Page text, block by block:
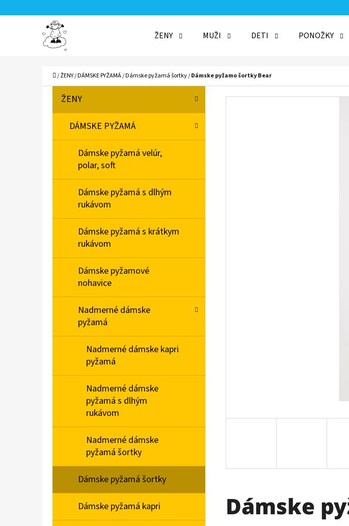
ŽENY MUŽI DETI PONOŽKY
Domov
/ŽENY/DÁMSKE PYŽAMÁ/Dámske pyžamá šortky/Dámske pyžamo šortky Bear
O
N
Preskočiť
kategórie
T
G
I
ŽENY
DÁMSKE PYŽAMÁ
Dámske pyžamá velúr,
polar, soft
Dámske pyžamá s dlhým
rukávom
Dámske pyžamá s krátkym
rukávom
Dámske pyžamové
nohavice
Nadmerné dámske
pyžamá
Nadmerné dámske kapri
pyžamá
Nadmerné dámske
pyžamá s dlhým
rukávom
Nadmerné dámske
pyžamá šortky
Dámske pyžamá šortky
Dámske pyžamá kapri Dámske
Späť
do
Späť
do
RUKÁVOM MÉĎA NA BICYKLI
€20,90
DÁMSKE DOMÁCE ŠATY S KRÁTKYM